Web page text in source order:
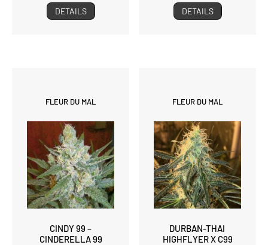
DETAILS DETAILS
FLEUR DU MAL
CINDY 99 –
CINDERELLA 99
FLEUR DU MAL
DURBAN-THAI
HIGHFLYER X C99